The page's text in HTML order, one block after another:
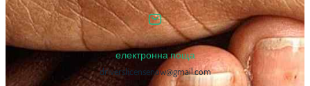
електронна поща
driverslicensenow@gmail.com